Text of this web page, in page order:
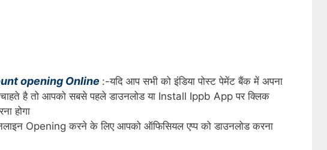
opening Online :-यदि आप सभी को इंडिया पोस्ट पेमेंट बैंक में अपना
है तो आपको सबसे पहले डाउनलोड या Install Ippb App पर क्लिक
होगा
Opening करने के लिए आपको ऑफिसियल एप्प को डाउनलोड करना